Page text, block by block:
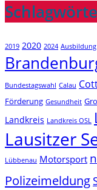
2019 2020 2024 Ausbildung
Bundestagswahl Calau
Förderung Gesundheit
Landkreis Landkreis OSL
Lausitzer
Lübbenau Motorsport
Polizeimeldung